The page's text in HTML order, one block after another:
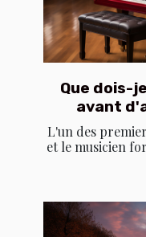
Que dois-
avant
L'un des
et le musicien